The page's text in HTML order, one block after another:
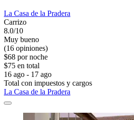
La Casa de la Pradera
Carrizo
8.0/10
Muy bueno
(16 opiniones)
$68 por noche
$75 en total
16 ago - 17 ago
Total con impuestos y cargos
La Casa de la Pradera